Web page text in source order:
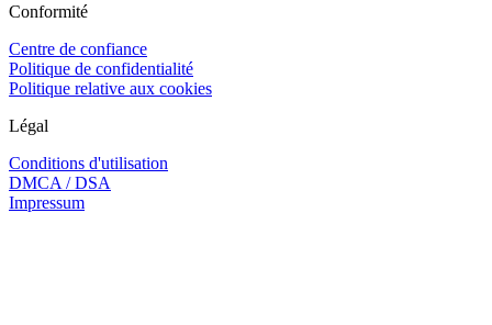
Conformité
Centre de confiance
Politique de confidentialité
Politique relative aux cookies
Légal
Conditions d'utilisation
DMCA / DSA
Impressum